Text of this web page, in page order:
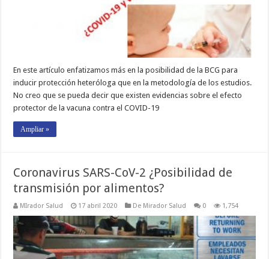
En este artículo enfatizamos más en la posibilidad de la BCG para
inducir protección heteróloga que en la metodología de los estudios.
No creo que se pueda decir que existen evidencias sobre el efecto
protector de la vacuna contra el COVID-19
Ampliar »
Coronavirus SARS-CoV-2 ¿Posibilidad de
transmisión por alimentos?
MIrador Salud 17 abril 2020 De Mirador Salud 0 1,754